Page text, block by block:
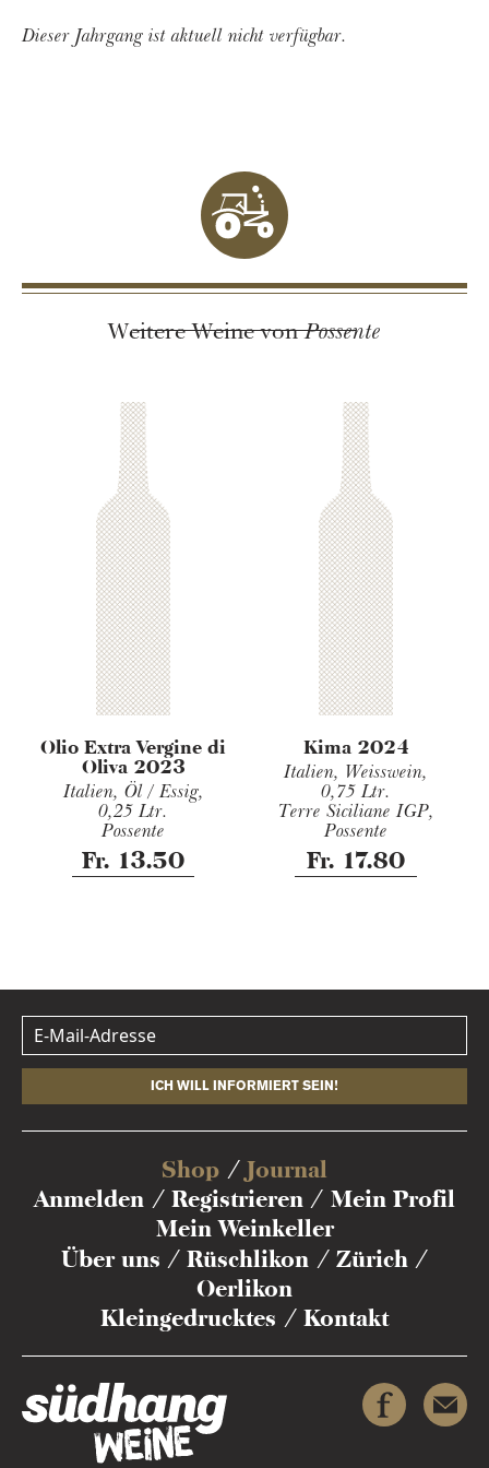
Dieser Jahrgang ist aktuell nicht verfügbar.
Possente
Weitere Weine vonPossente
Olio Extra Vergine di
Oliva 2023
Italien, Öl / Essig,
0,25 Ltr.
Possente
Fr. 13.50
Kima 2024
Italien, Weisswein,
0,75 Ltr.
Terre Siciliane IGP,
Possente
Fr. 17.80
ICH WILL INFORMIERT SEIN!
Shop
Journal
Anmelden
Registrieren
Mein Profil
Mein Weinkeller
Über uns
Rüschlikon
Zürich
Oerlikon
Kleingedrucktes
Kontakt